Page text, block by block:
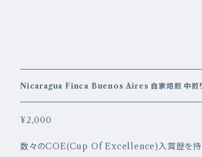
Nicaragua Finca
¥2,000
数々のCOE(Cup Of Excellence)入賞歴を持